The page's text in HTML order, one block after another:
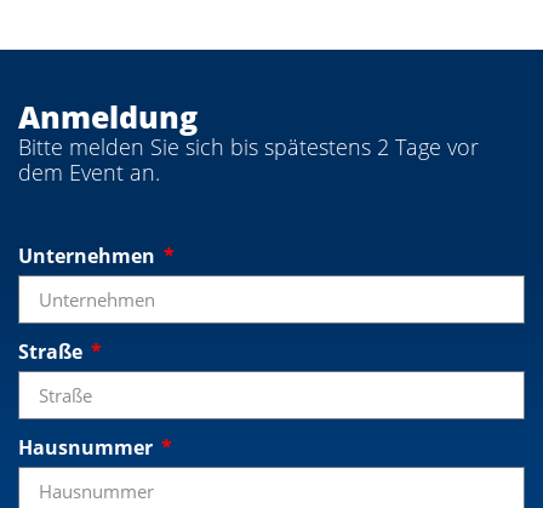
Anmeldung
Bitte melden Sie sich bis spätestens 2 Tage vor
dem Event an.
Unternehmen
Straße
Hausnummer